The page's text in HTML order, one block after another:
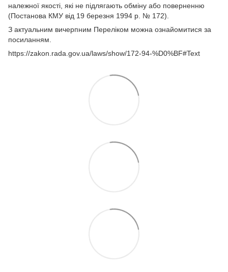
належної якості, які не підлягають обміну або поверненню
(Постанова КМУ від 19 березня 1994 р. № 172).
З актуальним вичерпним Переліком можна ознайомитися за
посиланням.
https://zakon.rada.gov.ua/laws/show/172-94-%D0%BF#Text